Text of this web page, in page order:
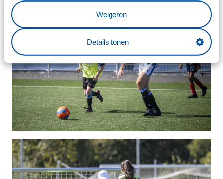
Weigeren
Details tonen